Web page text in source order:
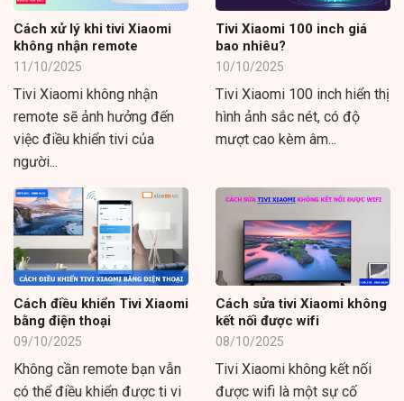
Cách xử lý khi tivi Xiaomi
không nhận remote
11/10/2025
Tivi Xiaomi không nhận
remote sẽ ảnh hưởng đến
việc điều khiển tivi của
người...
Tivi Xiaomi 100 inch giá
bao nhiêu?
10/10/2025
Tivi Xiaomi 100 inch hiển thị
hình ảnh sắc nét, có độ
mượt cao kèm âm...
Cách điều khiển Tivi Xiaomi
bằng điện thoại
09/10/2025
Không cần remote bạn vẫn
có thể điều khiển được ti vi
Cách sửa tivi Xiaomi không
kết nối được wifi
08/10/2025
Tivi Xiaomi không kết nối
được wifi là một sự cố